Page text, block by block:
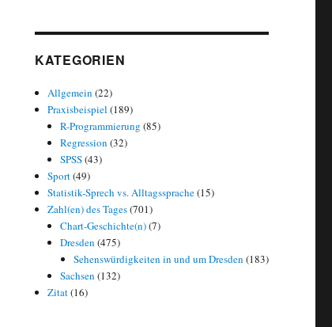
KATEGORIEN
Allgemein (22)
Praxisbeispiel (189)
R-Programmierung (85)
Regression (32)
SPSS(43)
Sport(49)
Statistik-Sprech vs. Alltagssprache(15)
Zahl(en) des Tages(701)
Chart-Geschichte(n)(7)
Dresden (475)
Sehenswürdigkeiten in und um Dresden (183)
Sachsen (132)
Zitat(16)